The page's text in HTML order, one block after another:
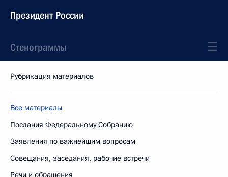
Президент России
Стенограммы
Рубрикация материалов
Все материалы
Послания Федеральному Собранию
Заявления по важнейшим вопросам
Совещания, заседания, рабочие встречи
Речи и обращения